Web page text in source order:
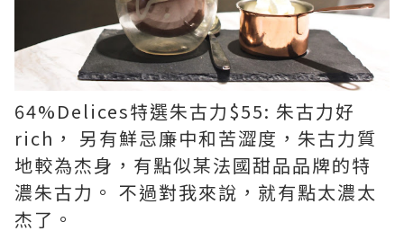
64%Delices特選朱古力$55: 朱古力好
rich， 另有鮮忌廉中和苦澀度，朱古力質
地較為杰身，有點似某法國甜品品牌的特
濃朱古力。 不過對我來說，就有點太濃太
杰了。